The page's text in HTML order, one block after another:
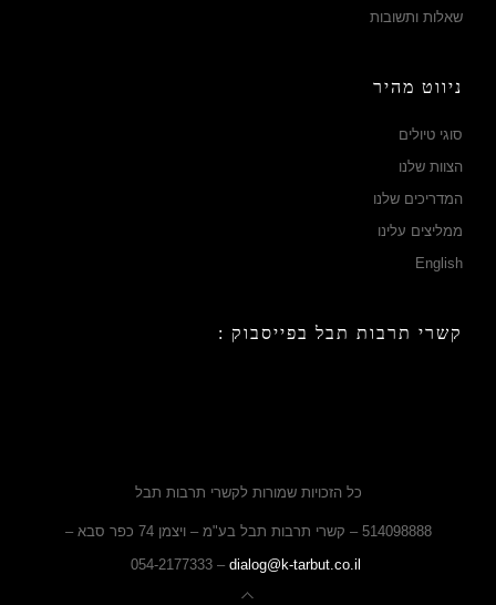
שאלות ותשובות
ניווט מהיר
סוגי טיולים
הצוות שלנו
המדריכים שלנו
ממליצים עלינו
English
קשרי תרבות תבל בפייסבוק :
כל הזכויות שמורות לקשרי תרבות תבל
514098888 – קשרי תרבות תבל בע"מ – ויצמן 74 כפר סבא –
dialog@k-tarbut.co.il
– 054-2177333